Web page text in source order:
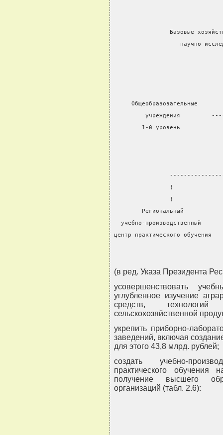
Базовые
научно-
Общеобразовательные
учреждения
1-й уровень
¦
¦
Региональный
учебно-производственный
центр практического
(в ред. Указа Президента
усовершенствовать
углубленное изучение
средств,
сельскохозяйственной
укрепить приборно-
заведений, включая
для этого 43,8 млрд. рублей;
создать учебно-
практического обучения
получение высшего
организаций (табл. 2.6):